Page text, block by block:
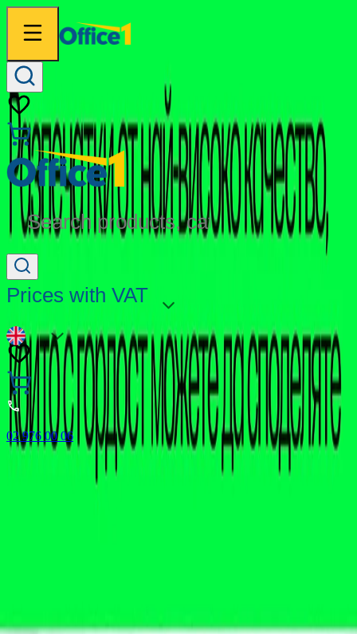
Search products, categories...
Prices with VAT
EN
02 976 00 06
🎁 Buy 3 Faber-Castell products and get the cheapest one
FREE! Valid online only until 31.08.2026